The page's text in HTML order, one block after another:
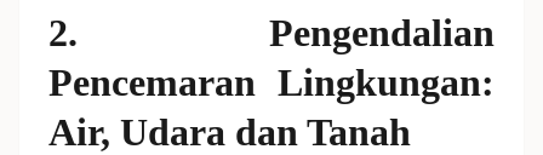
2. Pengendalian
Pencemaran Lingkungan:
Air, Udara dan Tanah